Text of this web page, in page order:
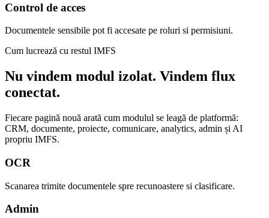
Control de acces
Documentele sensibile pot fi accesate pe roluri si permisiuni.
Cum lucrează cu restul IMFS
Nu vindem modul izolat. Vindem flux
conectat.
Fiecare pagină nouă arată cum modulul se leagă de platformă:
CRM, documente, proiecte, comunicare, analytics, admin și AI
propriu IMFS.
OCR
Scanarea trimite documentele spre recunoastere si clasificare.
Admin